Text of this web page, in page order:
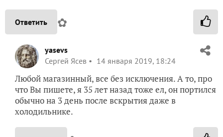
Ответить ✿
yasevs
Сергей Ясев
14 января 2019, 18:24
Любой магазинный, все без исключения. А то, про
что Вы пишете, я 35 лет назад тоже ел, он портился
обычно на 3 день после вскрытия даже в
холодильнике.